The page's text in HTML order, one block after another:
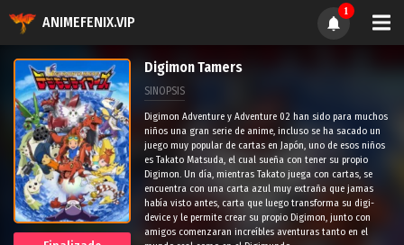
ANIMEFENIX.VIP
1
Digimon Tamers
SINOPSIS
Digimon Adventure y Adventure 02 han sido para muchos
niños una gran serie de anime, incluso se ha sacado un
juego muy popular de cartas en Japón, uno de esos niños
es Takato Matsuda, el cual sueña con tener su propio
Digimon. Un día, mientras Takato juega con cartas, se
encuentra con una carta azul muy extraña que jamas
había visto antes, carta que luego transforma su digi-
device y le permite crear su propio Digimon, junto con
amigos comenzaran increíbles aventuras tanto en el